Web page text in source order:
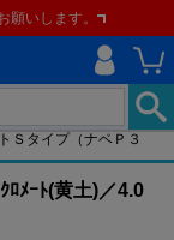
いします。
Ｓタイプ（ナベＰ３
ﾒｰﾄ(黄土)／4.0